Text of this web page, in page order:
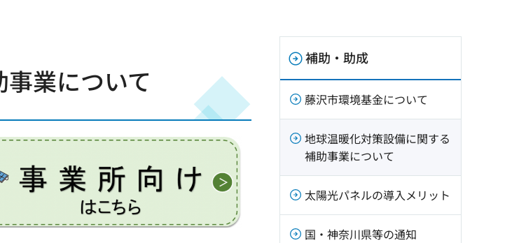
業について
補助・助成
藤沢市環境基金について
地球温暖化対策設備に関する
補助事業について
太陽光パネルの導入メリット
国・神奈川県等の通知